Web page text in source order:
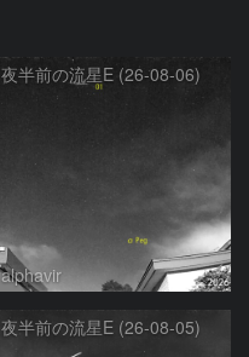
夜半前の流星E (26-08-06)
alphavir
夜半前の流星E (26-08-05)